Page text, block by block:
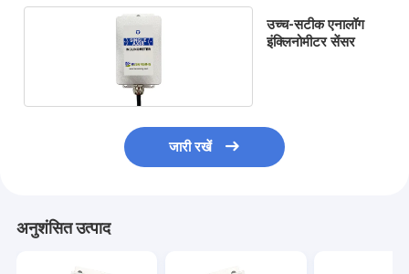
उच्च-सटीक एनालॉग
इंक्लिनोमीटर सेंसर
जारी रखें
अनुशंसित उत्पाद